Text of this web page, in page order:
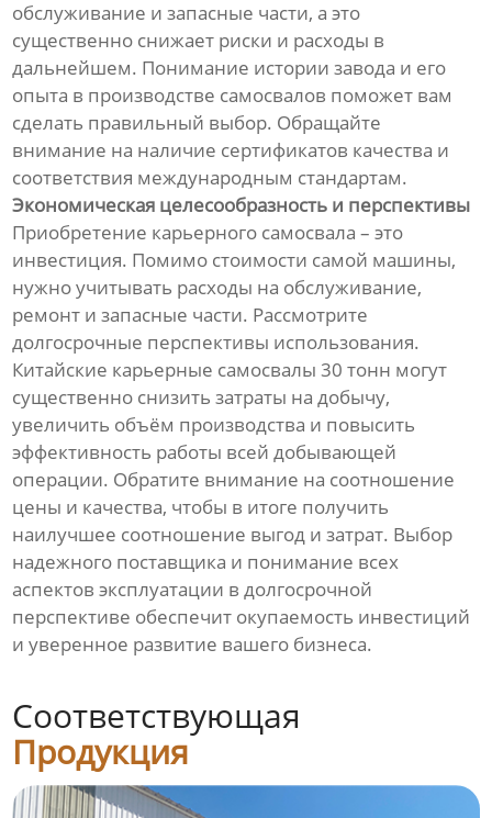
обслуживание и запасные части, а это
существенно снижает риски и расходы в
дальнейшем. Понимание истории завода и его
опыта в производстве самосвалов поможет вам
сделать правильный выбор. Обращайте
внимание на наличие сертификатов качества и
соответствия международным стандартам.
Экономическая целесообразность и перспективы
Приобретение карьерного самосвала – это
инвестиция. Помимо стоимости самой машины,
нужно учитывать расходы на обслуживание,
ремонт и запасные части. Рассмотрите
долгосрочные перспективы использования.
Китайские карьерные самосвалы 30 тонн могут
существенно снизить затраты на добычу,
увеличить объём производства и повысить
эффективность работы всей добывающей
операции. Обратите внимание на соотношение
цены и качества, чтобы в итоге получить
наилучшее соотношение выгод и затрат. Выбор
надежного поставщика и понимание всех
аспектов эксплуатации в долгосрочной
перспективе обеспечит окупаемость инвестиций
и уверенное развитие вашего бизнеса.
Соответствующая
Продукция